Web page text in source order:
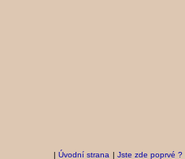
| Úvodní strana | Jste zde poprvé ?